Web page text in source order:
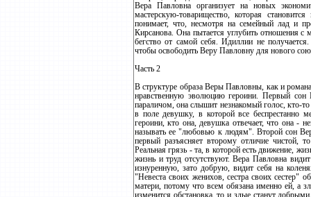
Вера Павловна организует на новых
мастерскую-товарищество, которая
понимает, что, несмотря на семейный лад и
Кирсанова. Она пытается углубить отношения
бегство от самой себя. Идиллии не
чтобы освободить Веру Павловну для нового
Часть 2
В структуре образа Веры Павловны, как и
нравственную эволюцию героини. Первый
параличом, она слышит незнакомый голос, кто-то
в поле девушку, в которой все беспрестанно
героини, кто она, девушка отвечает, что она -
называть ее "любовью к людям". Второй сон
первый разъясняет второму отличие чистой,
Реальная грязь - та, в которой есть движение,
жизнь и труд отсутствуют. Вера Павловна
изнуренную, зато добрую, видит себя на
"Невеста своих женихов, сестра своих сестер"
матери, потому что всем обязана именно ей, а
изменится обстановка, то и злые станут